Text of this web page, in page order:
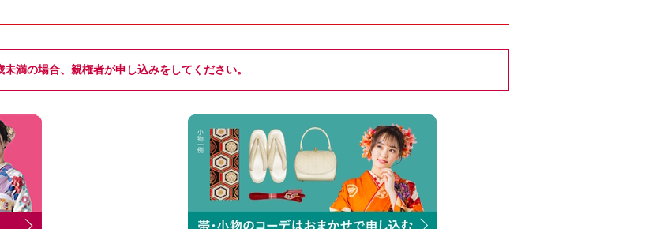
未満の場合、親権者が申し込みをしてください。